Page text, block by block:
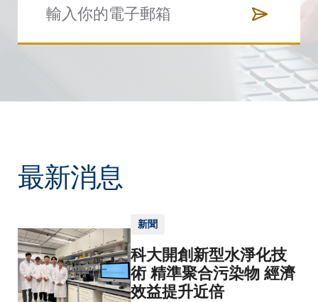
最新消息
新聞
科大開創新型水淨化技
術 精準聚合污染物 經濟
效益提升近倍